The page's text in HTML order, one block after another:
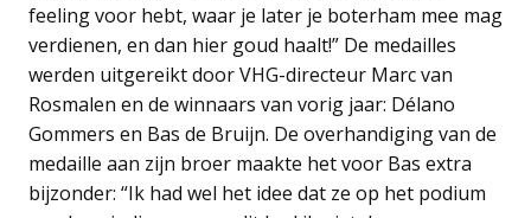
feeling voor hebt, waar je later je boterham mee mag
verdienen, en dan hier goud haalt!” De medailles
werden uitgereikt door VHG-directeur Marc van
Rosmalen en de winnaars van vorig jaar: Délano
Gommers en Bas de Bruijn. De overhandiging van de
medaille aan zijn broer maakte het voor Bas extra
bijzonder: “Ik had wel het idee dat ze op het podium